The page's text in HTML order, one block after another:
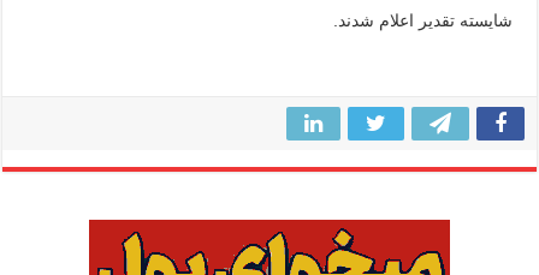
شایسته تقدیر اعلام شدند.